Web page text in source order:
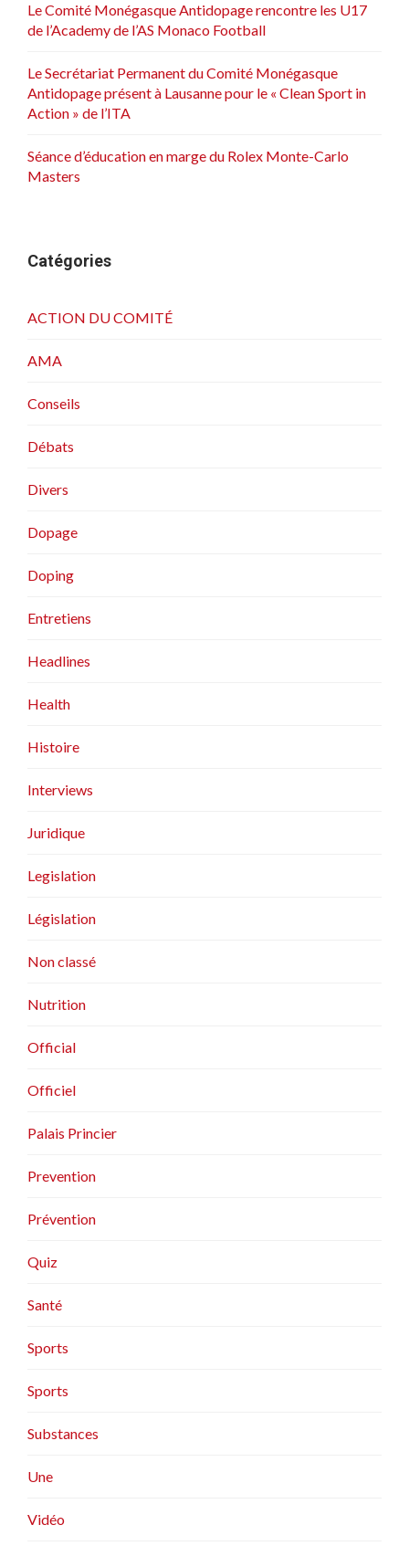
Le Comité Monégasque Antidopage rencontre les U17
de l’Academy de l’AS Monaco Football
Le Secrétariat Permanent du Comité Monégasque
Antidopage présent à Lausanne pour le « Clean Sport in
Action » de l’ITA
Séance d’éducation en marge du Rolex Monte-Carlo
Masters
Catégories
ACTION DU COMITÉ
AMA
Conseils
Débats
Divers
Dopage
Doping
Entretiens
Headlines
Health
Histoire
Interviews
Juridique
Legislation
Législation
Non classé
Nutrition
Official
Officiel
Palais Princier
Prevention
Prévention
Quiz
Santé
Sports
Sports
Substances
Une
Vidéo